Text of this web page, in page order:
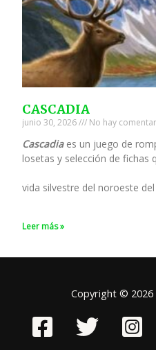
CASCADIA
junio 30, 2026 No hay
Cascadiaes un juego de
losetas y selección de fichas
vida silvestre del noroeste
Leer más »
Copyright ©